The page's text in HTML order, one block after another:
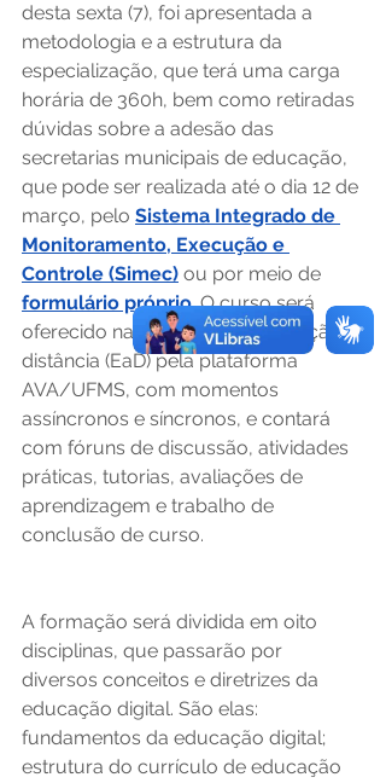
desta sexta (7), foi apresentada a
metodologia e a estrutura da
especialização, que terá uma carga
horária de 360h, bem como retiradas
dúvidas sobre a adesão das
secretarias municipais de educação,
que pode ser realizada até o dia 12 de
março, pelo Sistema Integrado de
Monitoramento, Execução e
Controle (Simec) ou por meio de
formulário próprio. O curso será
oferecido na modalidade educação a
distância (EaD) pela plataforma
AVA/UFMS, com momentos
assíncronos e síncronos, e contará
com fóruns de discussão, atividades
práticas, tutorias, avaliações de
aprendizagem e trabalho de
conclusão de curso.
A formação será dividida em oito
disciplinas, que passarão por
diversos conceitos e diretrizes da
educação digital. São elas:
fundamentos da educação digital;
estrutura do currículo de educação